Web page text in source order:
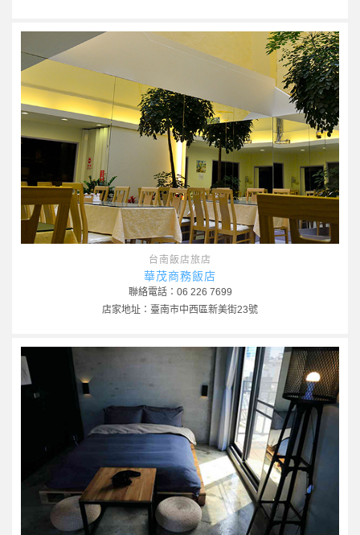
台南飯店旅店
華茂商務飯店
聯絡電話：06 226 7699
店家地址：臺南市中西區新美街23號